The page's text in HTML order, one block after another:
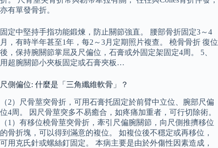
亦有單發骨折。
固定中堅持手指功能鍛煉，防止關節強直。 腰部骨折固定3～4
月，有時半年甚至1年，每2～3月定期照片複查。 橈骨骨折 復位
後，保持腕關節掌屈及尺偏位，石膏或外固定架固定4周。 5、
用超腕關節小夾板固定或石膏夾板…
尺側偏位: 什麼是「三角纖維軟骨」？
（2）尺骨莖突骨折，可用石膏托固定於前臂中立位、腕部尺偏
位4周。 因尺骨莖突多不易癒合，如疼痛加重者，可行切除術。
（1）有移位橈骨莖突骨折，牽引尺偏腕關節，向尺側推擠移位
的骨折塊，可以得到滿意的複位。 如複位後不穩定或再移位，
可用克氏針或螺絲釘固定。 本病主要是由於外傷性因素造成，